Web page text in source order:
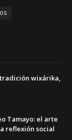
tradición wixárika,
Tamayo: el arte
reflexión social